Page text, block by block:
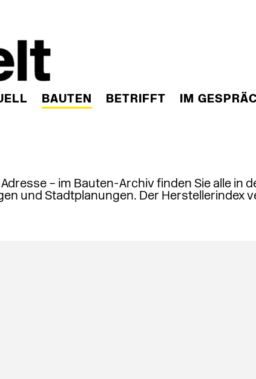
BAUTEN BETRIFFT IM
– im Bauten-Archiv finden Sie alle in
und Stadtplanungen. Der Herstellerindex